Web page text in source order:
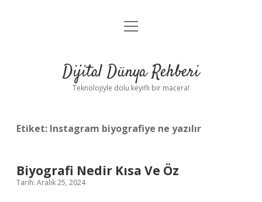
Anasayfa
Yasal Uyarı
menüyü
Dijital Dünya Rehberi
Teknolojiyle dolu keyifli bir macera!
Etiket: Instagram biyografiye ne yazılır
Biyografi Nedir Kısa Ve Öz
Tarih: Aralık 25, 2024